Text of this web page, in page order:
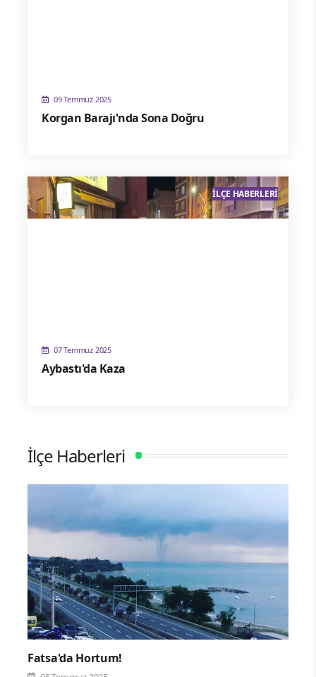
09 Temmuz 2025
Korgan Barajı'nda Sona Doğru
07 Temmuz 2025
Aybastı'da Kaza
İLÇE HABERLERI
İlçe Haberleri
Fatsa'da Hortum!